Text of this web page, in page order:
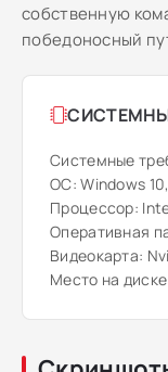
собственную
победоносный
Системные
ОС: Windows
Процессор:
Оперативная
Видеокарта:
Место на